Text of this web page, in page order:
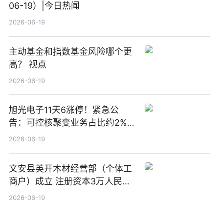
06-19）|今日热闻
2026-06-19
主动基金和指数基金风险哪个更
高？ 视点
2026-06-19
旭光电子11天6涨停！紧急公
告：可控核聚变业务占比约2%！
前沿热点
2026-06-19
文安县英开木材经营部（个体工
商户）成立 注册资本3万人民币
新要闻
2026-06-19